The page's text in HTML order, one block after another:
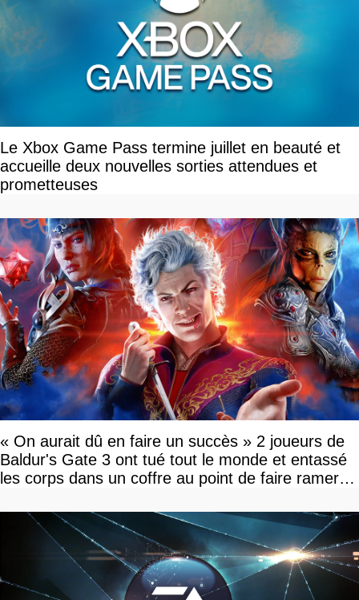
Le Xbox Game Pass termine juillet en beauté et
accueille deux nouvelles sorties attendues et
prometteuses
« On aurait dû en faire un succès » 2 joueurs de
Baldur's Gate 3 ont tué tout le monde et entassé
les corps dans un coffre au point de faire ramer le